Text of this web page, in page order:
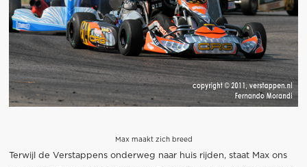
Max maakt zich breed
Terwijl de Verstappens onderweg naar huis rijden, staat Max ons